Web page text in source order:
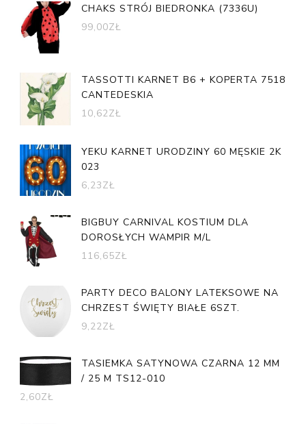
CHAKS STRÓJ BIEDRONKA (7336U)
99,00ZŁ
TASSOTTI KARNET B6 + KOPERTA 7518
CANTEDESKIA
10,62ZŁ
YEKU KARNET URODZINY 60 MĘSKIE 2K
023
6,23ZŁ
BIGBUY CARNIVAL KOSTIUM DLA
DOROSŁYCH WAMPIR M/L
116,65ZŁ
PARTY DECO BALONY LATEKSOWE NA
CHRZEST ŚWIĘTY BIAŁE 6SZT.
9,22ZŁ
TASIEMKA SATYNOWA CZARNA 12 MM
/ 25 M TS12-010
2,60ZŁ